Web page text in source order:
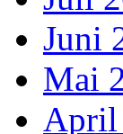
Juni
Mai
April